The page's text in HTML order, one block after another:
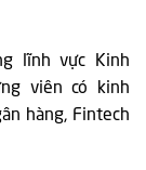
lĩnh vực Kinh
viên có kinh
hàng, Fintech